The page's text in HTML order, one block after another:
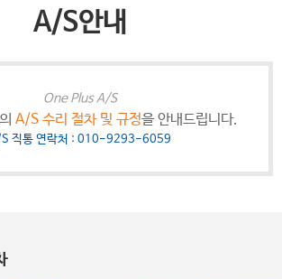
A/S안내
One Plus A/S
A/S 수리 절차 및 규정을 안내드립니다.
직통 연락처 : 010-9293-6059